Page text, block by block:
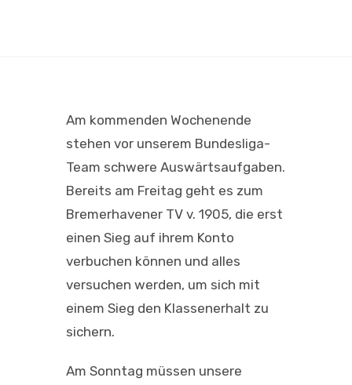
Am kommenden Wochenende
stehen vor unserem Bundesliga-
Team schwere Auswärtsaufgaben.
Bereits am Freitag geht es zum
Bremerhavener TV v. 1905, die erst
einen Sieg auf ihrem Konto
verbuchen können und alles
versuchen werden, um sich mit
einem Sieg den Klassenerhalt zu
sichern.
Am Sonntag müssen unsere